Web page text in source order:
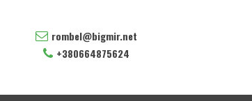
rombel@bigmir.net
+380664875624